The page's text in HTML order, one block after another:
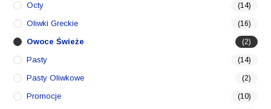
Octy (14)
Oliwki Greckie (16)
Owoce Świeże (2)
Pasty (14)
Pasty Oliwkowe (2)
Promocje (10)